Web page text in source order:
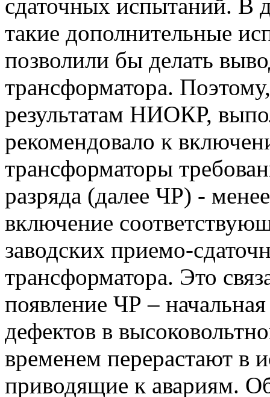
сдаточных испытаний. В
такие дополнительные
позволили бы делать
трансформатора.
результатам НИОКР,
рекомендовало к
трансформаторы
разряда (далее ЧР) -
включение
заводских приемо-
трансформатора. Это
появление ЧР –
дефектов в
временем перерастают в
приводящие к авариям.